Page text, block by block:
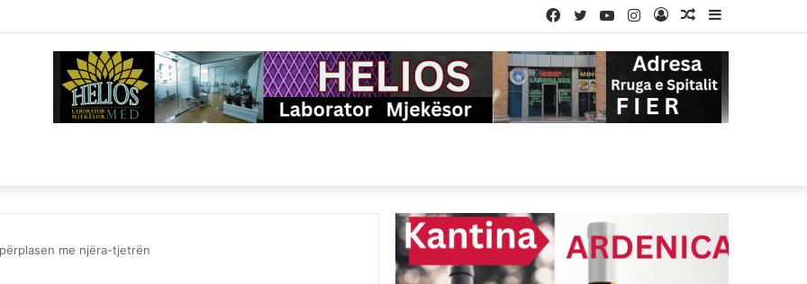
Sidebar
Random
Log
Instagram
YouTube
Twitter
Facebook
me njëra-tjetrën